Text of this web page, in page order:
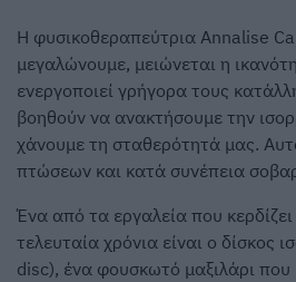
Η φυσικοθεραπεύτρια Annalise
μεγαλώνουμε, μειώνεται η
ενεργοποιεί γρήγορα τους
βοηθούν να ανακτήσουμε την
χάνουμε τη σταθερότητά μας.
πτώσεων και κατά συνέπεια
Ένα από τα εργαλεία που
τελευταία χρόνια είναι ο δίσκος
disc), ένα φουσκωτό μαξιλάρι που